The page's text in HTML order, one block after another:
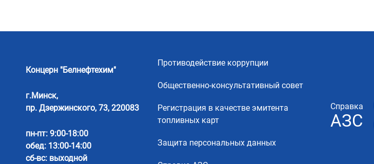
Концерн "Белнефтехим"
г.Минск,
пр. Дзержинского, 73, 220083
пн-пт: 9:00-18:00
обед: 13:00-14:00
сб-вс: выходной
Противодействие коррупции
Общественно-консультативный совет
Регистрация в качестве эмитента
топливных карт
Защита персональных данных
Справка
АЗС